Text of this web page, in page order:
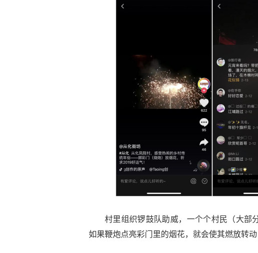
村里组织锣鼓队助威，一个个村民（大部
如果鞭炮点亮彩门里的烟花，就会使其燃放转动